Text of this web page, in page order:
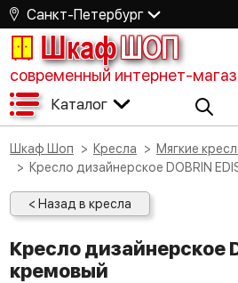
Санкт-Петербург
ШкафШОП
современный интернет-
Каталог
Шкаф Шоп Кресла
Мягкие
Кресло дизайнерское DOBRIN
< Назад в кресла
Кресло дизайнерское DOBRIN EDISON,
кремовый